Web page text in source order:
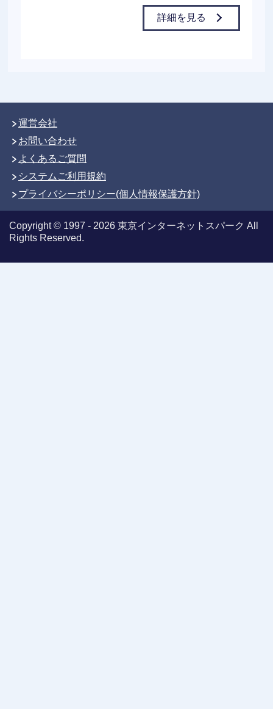
詳細を見る
運営会社
お問い合わせ
よくあるご質問
システムご利用規約
プライバシーポリシー(個人情報保護方針)
Copyright © 1997 - 2026 東京インターネットスパーク All
Rights Reserved.